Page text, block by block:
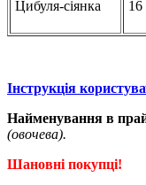
Цибуля-сіянка 16
Інструкція
Найменування в
(овочева).
Шановні покупці!